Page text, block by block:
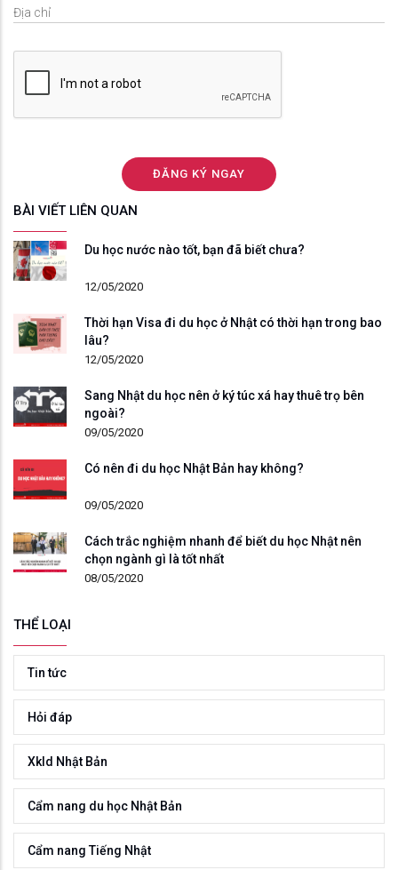
BÀI VIẾT LIÊN QUAN
Du học nước nào tốt, bạn đã biết chưa?
12/05/2020
Thời hạn Visa đi du học ở Nhật có thời hạn trong bao
lâu?
12/05/2020
Sang Nhật du học nên ở ký túc xá hay thuê trọ bên
ngoài?
09/05/2020
Có nên đi du học Nhật Bản hay không?
09/05/2020
Cách trắc nghiệm nhanh để biết du học Nhật nên
chọn ngành gì là tốt nhất
08/05/2020
THỂ LOẠI
Tin tức
Hỏi đáp
Xkld Nhật Bản
Cẩm nang du học Nhật Bản
Cẩm nang Tiếng Nhật